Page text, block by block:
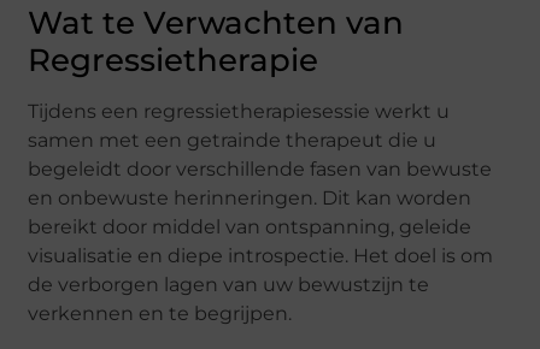
Wat te Verwachten van
Regressietherapie
Tijdens een regressietherapiesessie werkt u
samen met een getrainde therapeut die u
begeleidt door verschillende fasen van bewuste
en onbewuste herinneringen. Dit kan worden
bereikt door middel van ontspanning, geleide
visualisatie en diepe introspectie. Het doel is om
de verborgen lagen van uw bewustzijn te
verkennen en te begrijpen.